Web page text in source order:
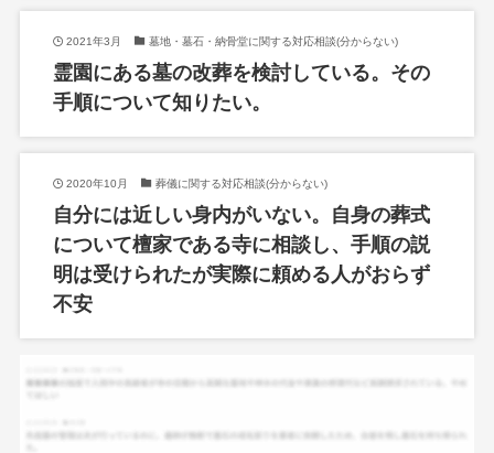
2021年3月 墓地・墓石・納骨堂に関する対応相談(分からない)
霊園にある墓の改葬を検討している。その
手順について知りたい。
2020年10月 葬儀に関する対応相談(分からない)
自分には近しい身内がいない。自身の葬式
について檀家である寺に相談し、手順の説
明は受けられたが実際に頼める人がおらず
不安